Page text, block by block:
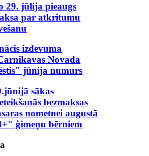
29. jūlija pieaugs
par atkritumu
izdevuma
Novada
jūnija numurs
sākas
bezmaksas
nometnei augustā
ģimeņu bērniem